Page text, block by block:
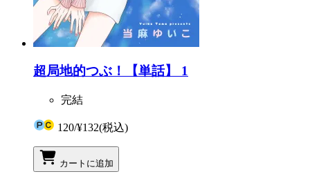
超局地的つぶ！【単話】 1
完結
120/¥132(税込)
カートに追加